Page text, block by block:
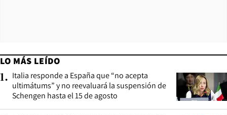
LO MÁS LEÍDO
1. Italia responde a España que “no acepta
ultimátums” y no reevaluará la suspensión de
Schengen hasta el 15 de agosto